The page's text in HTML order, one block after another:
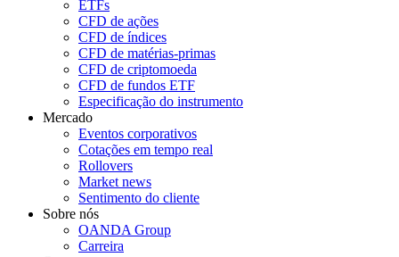
ETFs
CFD de ações
CFD de índices
CFD de matérias-primas
CFD de criptomoeda
CFD de fundos ETF
Especificação do instrumento
Mercado
Eventos corporativos
Cotações em tempo real
Rollovers
Market news
Sentimento do cliente
Sobre nós
OANDA Group
Carreira